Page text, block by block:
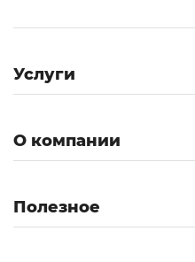
Услуги
О компании
Полезное